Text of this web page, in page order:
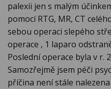
palexii jen s malým
pomocí RTG, MR, CT
sebou operaci slepého
operace , 1 laparo
Poslední operace byla v r.
Samozřejmě jsem péči
příčina není stále